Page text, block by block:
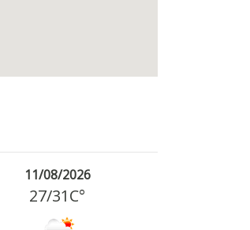
11/08/2026
27/31C°